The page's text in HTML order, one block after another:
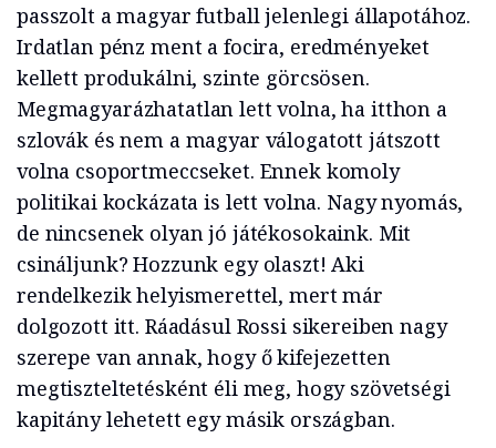
passzolt a magyar futball jelenlegi állapotához.
Irdatlan pénz ment a focira, eredményeket
kellett produkálni, szinte görcsösen.
Megmagyarázhatatlan lett volna, ha itthon a
szlovák és nem a magyar válogatott játszott
volna csoportmeccseket. Ennek komoly
politikai kockázata is lett volna. Nagy nyomás,
de nincsenek olyan jó játékosokaink. Mit
csináljunk? Hozzunk egy olaszt! Aki
rendelkezik helyismerettel, mert már
dolgozott itt. Ráadásul Rossi sikereiben nagy
szerepe van annak, hogy ő kifejezetten
megtiszteltetésként éli meg, hogy szövetségi
kapitány lehetett egy másik országban.